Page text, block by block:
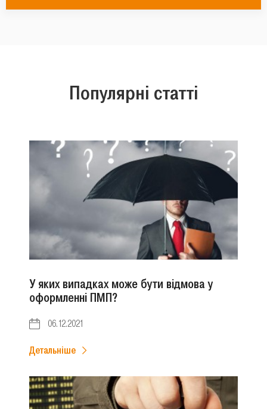
Популярні статті
У яких випадках може бути відмова у
оформленні ПМП?
06.12.2021
Детальніше